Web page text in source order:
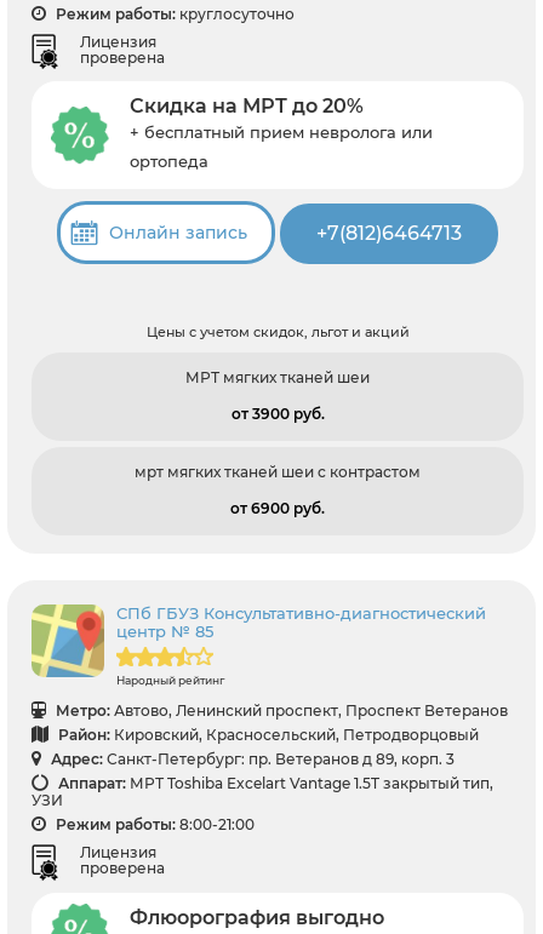
Режим работы: круглосуточно
Лицензия
проверена
Скидка на МРТ до 20%
+ бесплатный прием невролога или
ортопеда
Онлайн запись +7(812)6464713
Цены с учетом скидок, льгот и акций
МРТ мягких тканей шеи
от 3900 pуб.
мрт мягких тканей шеи с контрастом
от 6900 pуб.
СПб ГБУЗ Консультативно-диагностический
центр № 85
Народный рейтинг
Метро: Автово, Ленинский проспект, Проспект Ветеранов
Район: Кировский, Красносельский, Петродворцовый
Адрес: Санкт-Петербург: пр. Ветеранов д 89, корп. 3
Аппарат: МРТ Toshiba Excelart Vantage 1.5T закрытый тип,
УЗИ
Режим работы: 8:00-21:00
Лицензия
проверена
Флюорография выгодно